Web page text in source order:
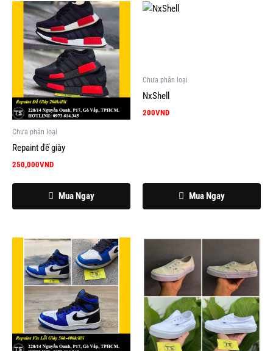
Chưa phân loại
Repaint đế giày
250,000VND
Mua Ngay
Chưa phân loại
NxShell
200VND
Mua Ngay